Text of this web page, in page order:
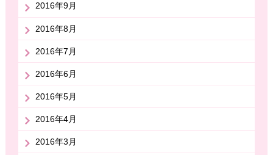
2016年9月
2016年8月
2016年7月
2016年6月
2016年5月
2016年4月
2016年3月